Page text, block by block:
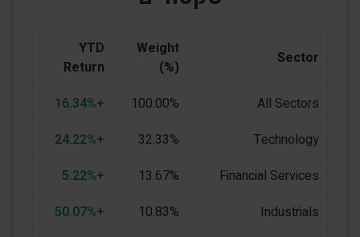
Sector
Weight
(%)
YTD
Return
All Sectors
100.00%
+16.34%
Technology
32.33%
+24.22%
Financial Services
13.67%
+5.22%
Industrials
10.83%
+50.07%